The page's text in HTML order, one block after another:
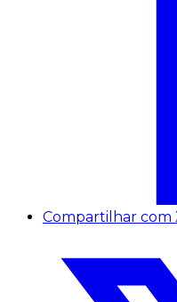
Compartilhar com